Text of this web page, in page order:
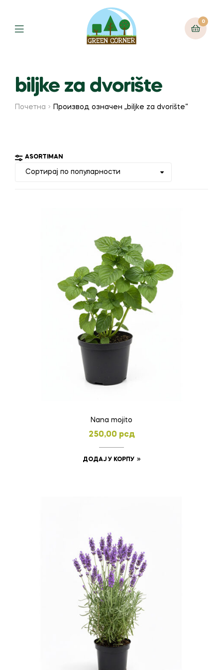
Menu
0
biljke za dvorište
Почетна Производ oзначен „biljke za dvorište“
ASORTIMAN
Nana mojito
250,00 рсд
ДОДАЈ У КОРПУ